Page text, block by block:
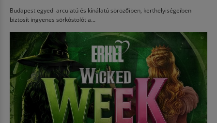
Budapest egyedi arculatú és kínálatú sörözőiben, kerthelyiségeiben
biztosít ingyenes sörkóstolót a...